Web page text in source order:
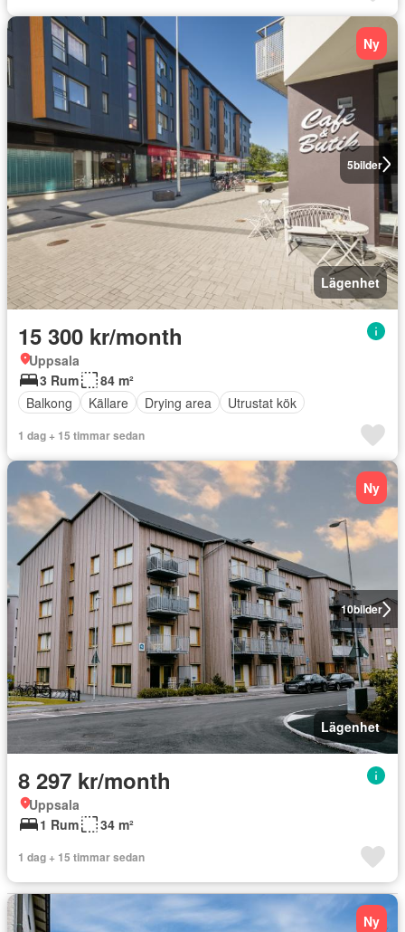
5bilder
Ny
Lägenhet
15 300 kr/month
Uppsala
3 Rum
84 m²
Balkong
Källare Drying area Utrustat kök
1 dag + 15 timmar sedan
10bilder
Ny
Lägenhet
8 297 kr/month
Uppsala
1 Rum
34 m²
1 dag + 15 timmar sedan
Ny